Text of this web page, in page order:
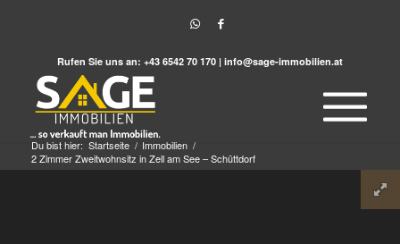
Rufen Sie uns an: +43 6542 70 170 | info@sage-immobilien.at
Du bist hier: Startseite / Immobilien /
2 Zimmer Zweitwohnsitz in Zell am See – Schüttdorf